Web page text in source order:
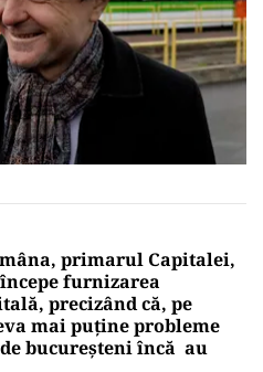
, primarul Capitalei,
furnizarea
precizând că, pe
mai puţine probleme
bucureșteni încă au